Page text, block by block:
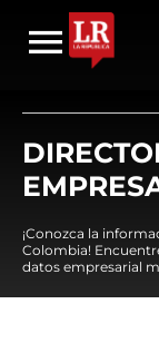
¡Conozca la
Colombia!
datos empresarial